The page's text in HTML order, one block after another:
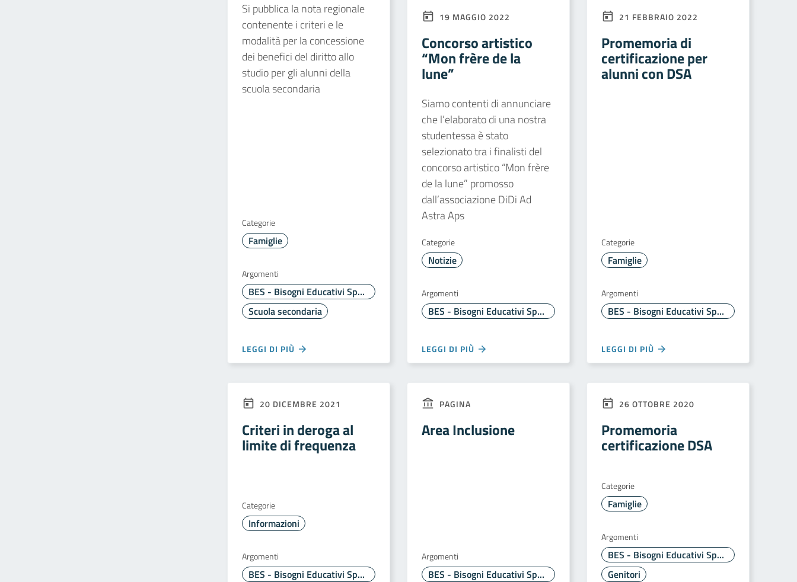
Si pubblica la nota regionale
contenente i criteri e le
modalità per la concessione
dei benefici del diritto allo
studio per gli alunni della
scuola secondaria
Categorie
Famiglie
Argomenti
BES - Bisogni Educativi Speciali
Scuola secondaria
LEGGI DI PIÙ
19 MAGGIO 2022
Concorso artistico
“Mon frère de la
lune”
Siamo contenti di annunciare
che l’elaborato di una nostra
studentessa è stato
selezionato tra i finalisti del
concorso artistico “Mon frère
de la lune” promosso
dall’associazione DiDi Ad
Astra Aps
Categorie
Notizie
Argomenti
BES - Bisogni Educativi Speciali
LEGGI DI PIÙ
21 FEBBRAIO 2022
Promemoria di
certificazione per
alunni con DSA
Categorie
Famiglie
Argomenti
BES - Bisogni Educativi Speciali
LEGGI DI PIÙ
20 DICEMBRE 2021
Criteri in deroga al
limite di frequenza
Categorie
Informazioni
Argomenti
BES - Bisogni Educativi Speciali
PAGINA
Area Inclusione
Argomenti
BES - Bisogni Educativi Speciali
26 OTTOBRE 2020
Promemoria
certificazione DSA
Categorie
Famiglie
Argomenti
BES - Bisogni Educativi Speciali
Genitori